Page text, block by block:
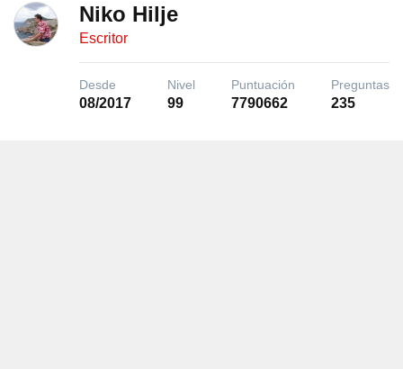
Niko Hilje
Escritor
Desde
08/2017
Nivel
99
Puntuación
7790662
Preguntas
235